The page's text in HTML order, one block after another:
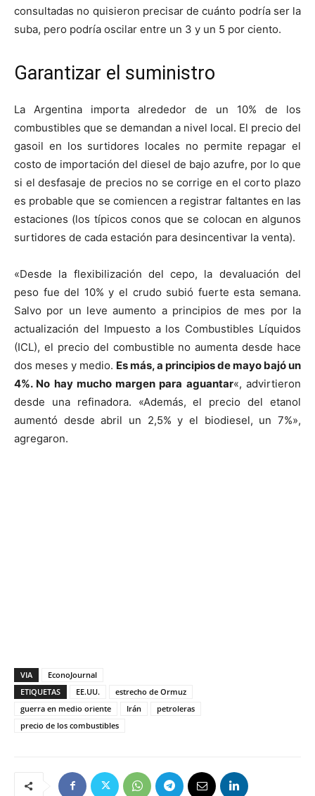
consultadas no quisieron precisar de cuánto podría ser la
suba, pero podría oscilar entre un 3 y un 5 por ciento.
Garantizar el suministro
La Argentina importa alrededor de un 10% de los
combustibles que se demandan a nivel local. El precio del
gasoil en los surtidores locales no permite repagar el
costo de importación del diesel de bajo azufre, por lo que
si el desfasaje de precios no se corrige en el corto plazo
es probable que se comiencen a registrar faltantes en las
estaciones (los típicos conos que se colocan en algunos
surtidores de cada estación para desincentivar la venta).
«Desde la flexibilización del cepo, la devaluación del
peso fue del 10% y el crudo subió fuerte esta semana.
Salvo por un leve aumento a principios de mes por la
actualización del Impuesto a los Combustibles Líquidos
(ICL), el precio del combustible no aumenta desde hace
dos meses y medio. Es más, a principios de mayo bajó un
4%. No hay mucho margen para aguantar«, advirtieron
desde una refinadora. «Además, el precio del etanol
aumentó desde abril un 2,5% y el biodiesel, un 7%»,
agregaron.
VIA
EconoJournal
ETIQUETAS
EE.UU.
estrecho de Ormuz
guerra en medio oriente
Irán
petroleras
precio de los combustibles